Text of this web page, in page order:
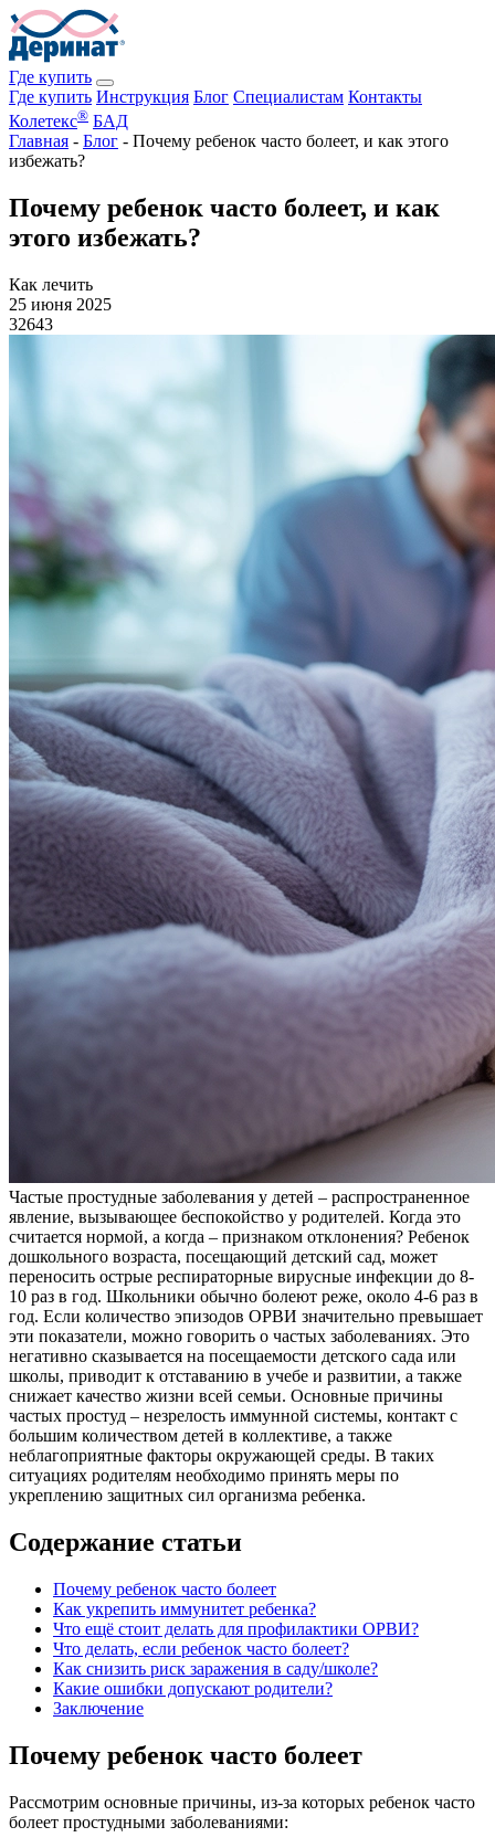
Где купить
Где купить Инструкция Блог Специалистам Контакты
Колетекс® БАД
Главная - Блог - Почему ребенок часто болеет, и как этого
избежать?
Почему ребенок часто болеет, и как
этого избежать?
Как лечить
25 июня 2025
32643
Частые простудные заболевания у детей – распространенное
явление, вызывающее беспокойство у родителей. Когда это
считается нормой, а когда – признаком отклонения? Ребенок
дошкольного возраста, посещающий детский сад, может
переносить острые респираторные вирусные инфекции до 8-
10 раз в год. Школьники обычно болеют реже, около 4-6 раз в
год. Если количество эпизодов ОРВИ значительно превышает
эти показатели, можно говорить о частых заболеваниях. Это
негативно сказывается на посещаемости детского сада или
школы, приводит к отставанию в учебе и развитии, а также
снижает качество жизни всей семьи. Основные причины
частых простуд – незрелость иммунной системы, контакт с
большим количеством детей в коллективе, а также
неблагоприятные факторы окружающей среды. В таких
ситуациях родителям необходимо принять меры по
укреплению защитных сил организма ребенка.
Содержание статьи
Почему ребенок часто болеет
Как укрепить иммунитет ребенка?
Что ещё стоит делать для профилактики ОРВИ?
Что делать, если ребенок часто болеет?
Как снизить риск заражения в саду/школе?
Какие ошибки допускают родители?
Заключение
Почему ребенок часто болеет
Рассмотрим основные причины, из-за которых ребенок часто
болеет простудными заболеваниями: